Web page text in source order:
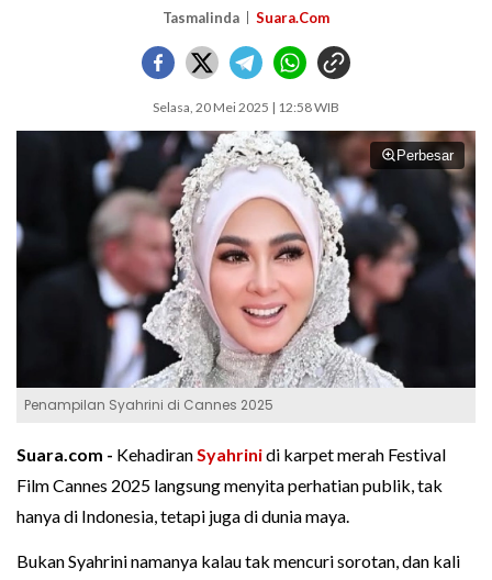
Tasmalinda Suara.Com
Selasa, 20 Mei 2025 | 12:58 WIB
Perbesar
Penampilan Syahrini di Cannes 2025
Suara.com - KehadiranSyahrinidi karpet merah Festival
Film Cannes 2025 langsung menyita perhatian publik, tak
hanya di Indonesia, tetapi juga di dunia maya.
Bukan Syahrini namanya kalau tak mencuri sorotan, dan kali